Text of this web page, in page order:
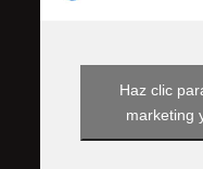
Haz clic
marketing